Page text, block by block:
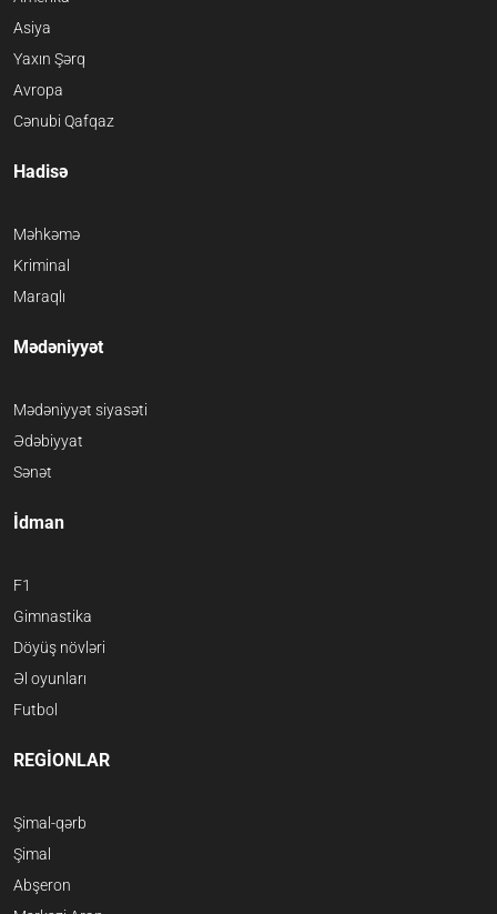
Asiya
Yaxın Şərq
Avropa
Cənubi Qafqaz
Hadisə
Məhkəmə
Kriminal
Maraqlı
Mədəniyyət
Mədəniyyət siyasəti
Ədəbiyyat
Sənət
İdman
F1
Gimnastika
Döyüş növləri
Əl oyunları
Futbol
REGİONLAR
Şimal-qərb
Şimal
Abşeron